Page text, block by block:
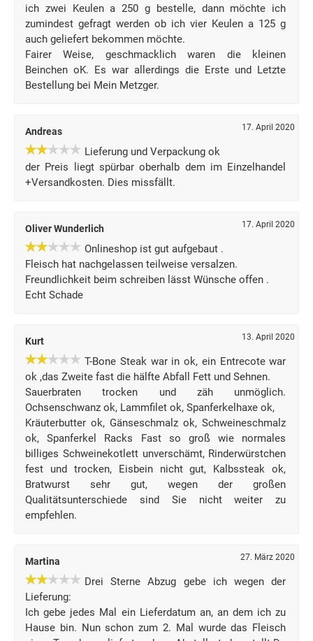
ich zwei Keulen a 250 g bestelle, dann möchte ich
zumindest gefragt werden ob ich vier Keulen a 125 g
auch geliefert bekommen möchte.
Fairer Weise, geschmacklich waren die kleinen
Beinchen oK. Es war allerdings die Erste und Letzte
Bestellung bei Mein Metzger.
Andreas 17. April 2020
Lieferung und Verpackung ok
der Preis liegt spürbar oberhalb dem im Einzelhandel
+Versandkosten. Dies missfällt.
Oliver Wunderlich 17. April 2020
Onlineshop ist gut aufgebaut .
Fleisch hat nachgelassen teilweise versalzen.
Freundlichkeit beim schreiben lässt Wünsche offen .
Echt Schade
Kurt 13. April 2020
T-Bone Steak war in ok, ein Entrecote war
ok ,das Zweite fast die hälfte Abfall Fett und Sehnen.
Sauerbraten trocken und zäh unmöglich.
Ochsenschwanz ok, Lammfilet ok, Spanferkelhaxe ok,
Kräuterbutter ok, Gänseschmalz ok, Schweineschmalz
ok, Spanferkel Racks Fast so groß wie normales
billiges Schweinekotlett unverschämt, Rinderwürstchen
fest und trocken, Eisbein nicht gut, Kalbssteak ok,
Bratwurst sehr gut, wegen der großen
Qualitätsunterschiede sind Sie nicht weiter zu
empfehlen.
Martina 27. März 2020
Drei Sterne Abzug gebe ich wegen der
Lieferung:
Ich gebe jedes Mal ein Lieferdatum an, an dem ich zu
Hause bin. Nun schon zum 2. Mal wurde das Fleisch